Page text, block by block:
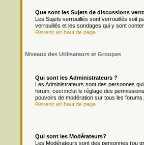
Que sont les Sujets de discussions
Les Sujets verrouillés sont verrouillés soit
verrouillés et les sondages qui y sont
Revenir en haut de page
Niveaux des Utilisateurs et Groupes
Qui sont les Administrateurs ?
Les Administrateurs sont des personnes
forum; ceci inclut le réglage des
pouvoirs de modération sur tous les forums.
Revenir en haut de page
Qui sont les Modérateurs?
Les Modérateurs sont des personnes (ou